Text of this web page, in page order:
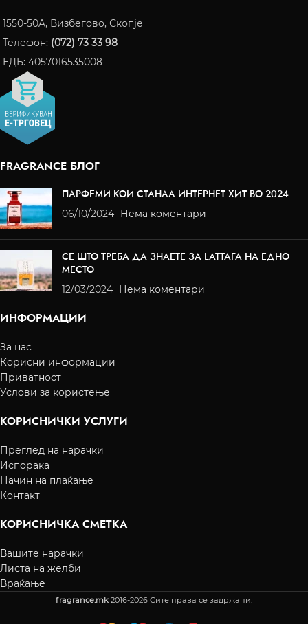
1550-50A, Визбегово, Скопје
Телефон: (072) 73 33 98
ЕДБ: 4057016535008
FRAGRANCE БЛОГ
ПАРФЕМИ КОИ СТАНАА ИНТЕРНЕТ ХИТ ВО 2024
06/10/2024 Нема коментари
СЕ ШТО ТРЕБА ДА ЗНАЕТЕ ЗА LATTAFA НА ЕДНО
МЕСТО
12/03/2024 Нема коментари
ИНФОРМАЦИИ
За нас
Корисни информации
Приватност
Услови за користење
КОРИСНИЧКИ УСЛУГИ
Преглед на нарачки
Испорака
Начин на плаќање
Контакт
КОРИСНИЧКА СМЕТКА
Вашите нарачки
Листа на желби
Враќање
fragrance.mk 2016-2026 Сите права се задржани.